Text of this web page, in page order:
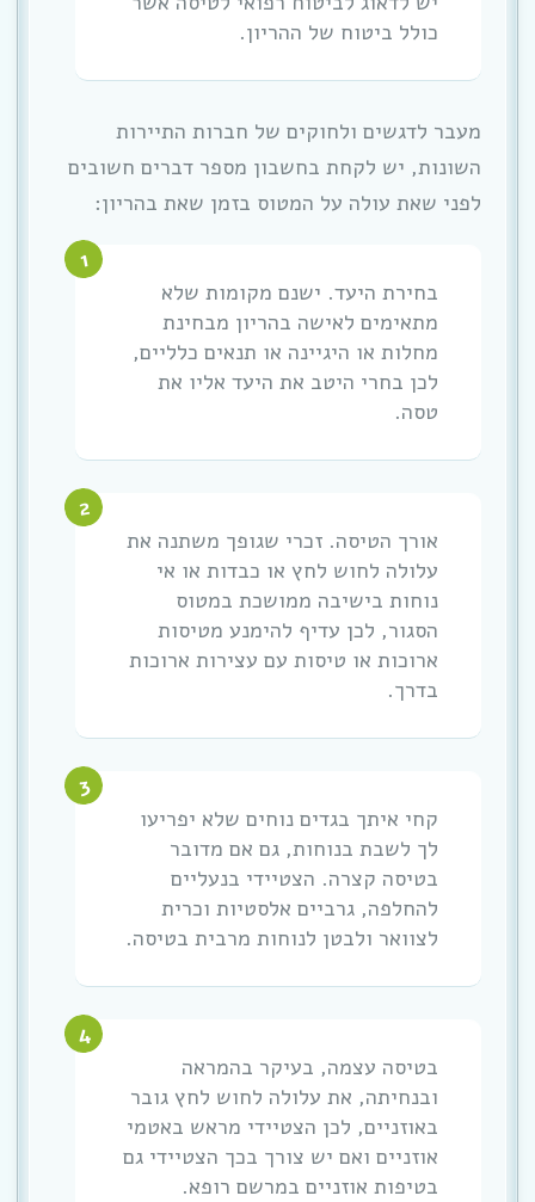
כולל ביטוח של ההריון.
מעבר לדגשים ולחוקים של חברות התיירות
השונות, יש לקחת בחשבון מספר דברים חשובים
לפני שאת עולה על המטוס בזמן שאת בהריון:
בחירת היעד. ישנם מקומות שלא
מתאימים לאישה בהריון מבחינת
מחלות או היגיינה או תנאים כלליים,
לכן בחרי היטב את היעד אליו את
טסה.
אורך הטיסה. זכרי שגופך משתנה את
עלולה לחוש לחץ או כבדות או אי
נוחות בישיבה ממושכת במטוס
הסגור, לכן עדיף להימנע מטיסות
ארוכות או טיסות עם עצירות ארוכות
בדרך.
קחי איתך בגדים נוחים שלא יפריעו
לך לשבת בנוחות, גם אם מדובר
בטיסה קצרה. הצטיידי בנעליים
להחלפה, גרביים אלסטיות וכרית
לצוואר ולבטן לנוחות מרבית בטיסה.
בטיסה עצמה, בעיקר בהמראה
ובנחיתה, את עלולה לחוש לחץ גובר
באוזניים, לכן הצטיידי מראש באטמי
אוזניים ואם יש צורך בכך הצטיידי גם
בטיפות אוזניים במרשם רופא.